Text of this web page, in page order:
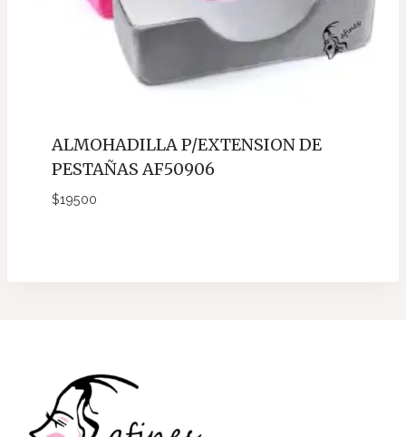
ALMOHADILLA P/EXTENSION DE
PESTAÑAS AF50906
$19500